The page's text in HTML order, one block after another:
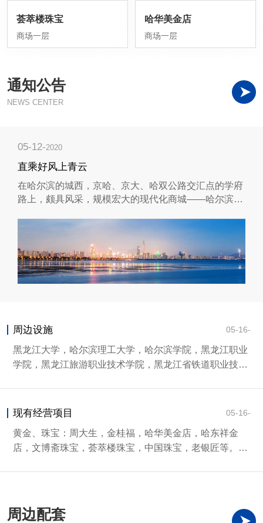
荟萃楼珠宝
商场一层
哈华美金店
商场一层
通知公告
NEWS CENTER
05-12-2020
直乘好风上青云
在哈尔滨的城西，京哈、京大、哈双公路交汇点的学府
路上，颇具风采，规模宏大的现代化商城——哈尔滨服
蚁，琳琅满目的商品引人驻足。如果说，这里是哈尔滨
市井间一道美丽的风景线，那绝不为过，否则，这...
周边设施
黑龙江大学，哈尔滨理工大学，哈尔滨学院，黑龙江职业
学院，黑龙江旅游职业技术学院，黑龙江省铁道职业技术
05-16-
现有经营项目
黄金、珠宝：周大生，金桂福，哈华美金店，哈东祥金
店，文博斋珠宝，荟萃楼珠宝，中国珠宝，老银匠等。名
05-16-
周边配套